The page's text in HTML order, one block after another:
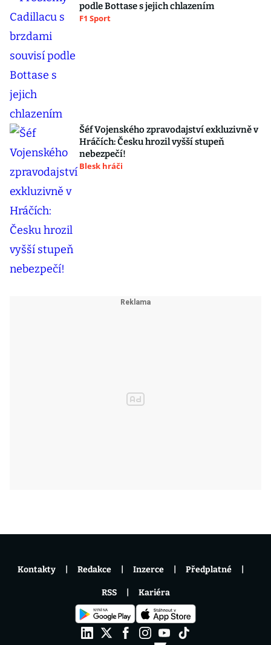
podle Bottase s jejich chlazením
F1 Sport
Šéf Vojenského zpravodajství exkluzivně v
Hráčích: Česku hrozil vyšší stupeň
nebezpečí!
Blesk hráči
Kontakty Redakce Inzerce Předplatné
RSS Kariéra